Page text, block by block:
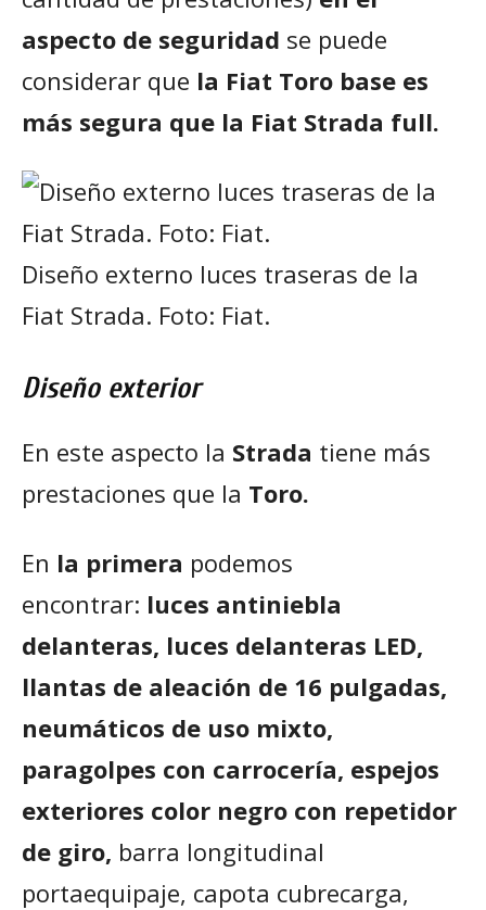
aspecto de seguridad se puede
considerar que la Fiat Toro base es
más segura que la Fiat Strada full.
Diseño externo luces traseras de la
Fiat Strada. Foto: Fiat.
Diseño exterior
En este aspecto la Strada tiene más
prestaciones que la Toro.
En la primera podemos
encontrar: luces antiniebla
delanteras, luces delanteras LED,
llantas de aleación de 16 pulgadas,
neumáticos de uso mixto,
paragolpes con carrocería, espejos
exteriores color negro con repetidor
de giro, barra longitudinal
portaequipaje, capota cubrecarga,